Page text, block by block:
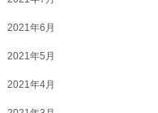
2021年6月
2021年5月
2021年4月